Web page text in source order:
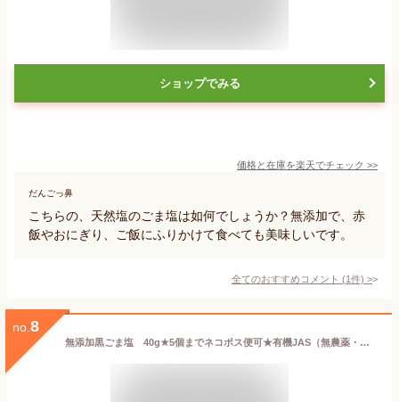
ショップでみる
価格と在庫を楽天でチェック >>
だんごっ鼻
こちらの、天然塩のごま塩は如何でしょうか？無添加で、赤
飯やおにぎり、ご飯にふりかけて食べても美味しいです。
全てのおすすめコメント (1件) >
no. 8
無添加黒ごま塩 40g★5個までネコポス便可★有機JAS（無農薬・無添加）★無添加食品